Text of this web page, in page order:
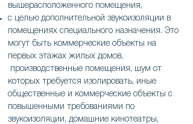
вышерасположенного помещения,
с целью дополнительной звукоизоляции в
помещениях специального назначения. Это
могут быть коммерческие объекты на
первых этажах жилых домов,
производственные помещения, шум от
которых требуется изолировать, иные
общественные и коммерческие объекты с
повышенными требованиями по
звукоизоляции, домашние кинотеатры,